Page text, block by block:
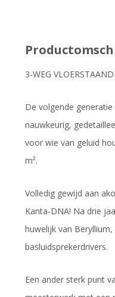
3-WEG
De volgende
nauwkeurig,
voor wie van geluid
m².
Volledig gewijd aan
Kanta-DNA! Na drie
huwelijk van
basluidsprekerdrivers.
Een ander sterk punt